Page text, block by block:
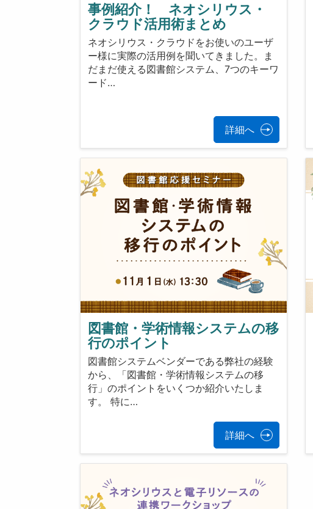
事例紹介！ ネオシリウス・
クラウド活用術まとめ
ネオシリウス・クラウドをお使いのユーザ
ー様に実際の活用例を聞いてきました。ま
だまだ使える図書館システム、7つのキーワ
ード…
詳細へ
図書館・学術情報システムの移
行のポイント
図書館システムベンダーである弊社の経験
から、「図書館・学術情報システムの移
行」のポイントをいくつか紹介いたしま
す。 特に…
詳細へ